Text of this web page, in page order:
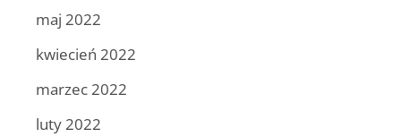
maj 2022
kwiecień 2022
marzec 2022
luty 2022